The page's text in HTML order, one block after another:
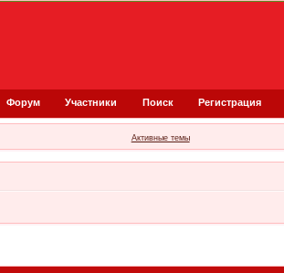
Форум Участники Поиск Регистрация
Активные темы